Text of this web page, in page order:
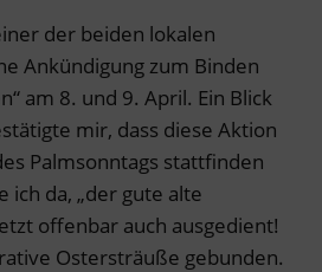
der beiden lokalen
Ankündigung zum Binden
am 8. und 9. April. Ein Blick
mir, dass diese Aktion
Palmsonntags stattfinden
ich da, „der gute alte
offenbar auch ausgedient!
Ostersträuße gebunden.